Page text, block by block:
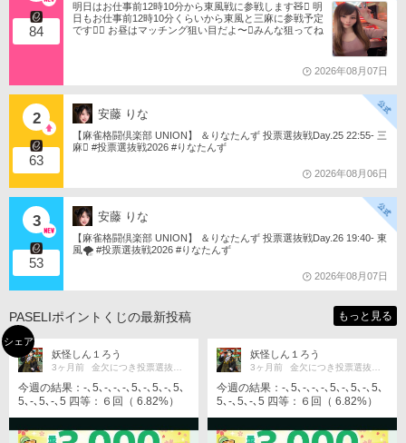
84
明日はお仕事前12時10分から東風戦に参戦します🧸󾬏 明
日もお仕事前12時10分くらいから東風と三麻に参戦予定
です󾠔󾭠 お昼はマッチング狙い目だよ〜󾍘みんな狙ってね
2026年08月07日
2
63
安藤 りな
【麻雀格闘倶楽部 UNION】 ＆りなたんず 投票選抜戦Day.25 22:55- 三
麻󾆽 #投票選抜戦2026 #りなたんず
2026年08月06日
3
53
安藤 りな
【麻雀格闘倶楽部 UNION】 ＆りなたんず 投票選抜戦Day.26 19:40- 東
風🌪️ #投票選抜戦2026 #りなたんず
2026年08月07日
PASELIポイントくじの最新投稿 もっと見る
妖怪しん１ろう
3ヶ月前 金欠につき投票選抜戦期間中は休麻格
シェア
今週の結果：-､5､-､-､-､5､-､5､-､5､
5､-､5､-､5 四等：６回（ 6.82%）
五等：31回（35.23%） ﾊｽﾞﾚ：51
回（57.95%）
妖怪しん１ろう
3ヶ月前 金欠につき投票選抜戦期間中は休麻格
今週の結果：-､5､-､-､-､5､-､5､-､5､
5､-､5､-､5 四等：６回（ 6.82%）
五等：31回（35.23%） ﾊｽﾞﾚ：51
回（57.95%）